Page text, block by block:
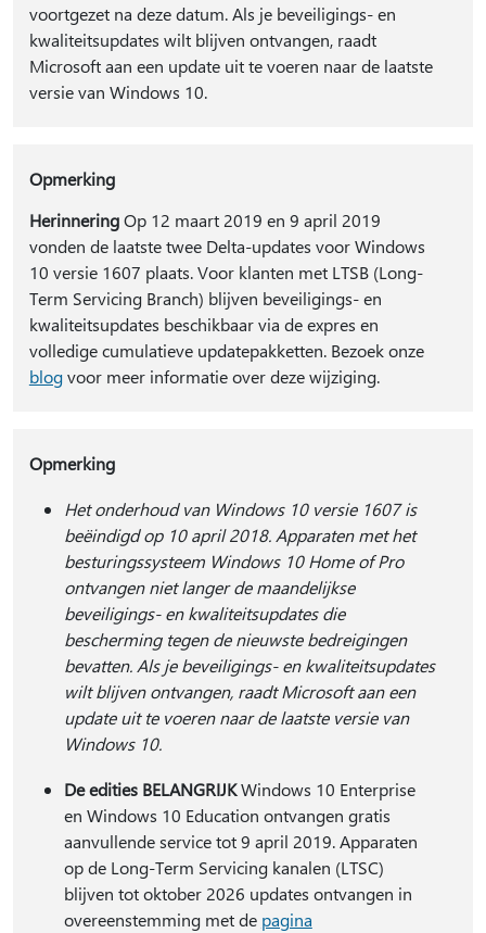
voortgezet na deze datum. Als je beveiligings- en
kwaliteitsupdates wilt blijven ontvangen, raadt
Microsoft aan een update uit te voeren naar de laatste
versie van Windows 10.
Opmerking
HerinneringOp 12 maart 2019 en 9 april 2019
vonden de laatste twee Delta-updates voor Windows
10 versie 1607 plaats. Voor klanten met LTSB (Long-
Term Servicing Branch) blijven beveiligings- en
kwaliteitsupdates beschikbaar via de expres en
volledige cumulatieve updatepakketten. Bezoek onze
blogvoor meer informatie over deze wijziging.
Opmerking
Het onderhoud van Windows 10 versie 1607 is
beëindigd op 10 april 2018. Apparaten met het
besturingssysteem Windows 10 Home of Pro
ontvangen niet langer de maandelijkse
beveiligings- en kwaliteitsupdates die
bescherming tegen de nieuwste bedreigingen
bevatten. Als je beveiligings- en kwaliteitsupdates
wilt blijven ontvangen, raadt Microsoft aan een
update uit te voeren naar de laatste versie van
Windows 10.
De edities BELANGRIJKWindows 10 Enterprise
en Windows 10 Education ontvangen gratis
aanvullende service tot 9 april 2019. Apparaten
op de Long-Term Servicing kanalen (LTSC)
blijven tot oktober 2026 updates ontvangen in
overeenstemming met de pagina